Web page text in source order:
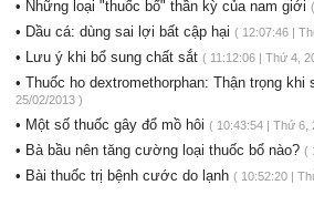
• Những loại "thuốc bổ" thần kỳ của nam giới
• Dầu cá: dùng sai lợi bất cập hại ( 12:07:46 |
• Lưu ý khi bổ sung chất sắt ( 11:12:06 | Thứ 4,
• Thuốc ho dextromethorphan: Thận trọng khi
25/02/2013 )
• Một số thuốc gây đổ mồ hôi ( 10:43:54 | Thứ 6,
• Bà bầu nên tăng cường loại thuốc bổ nào? (
• Bài thuốc trị bệnh cước do lạnh ( 10:52:20 |